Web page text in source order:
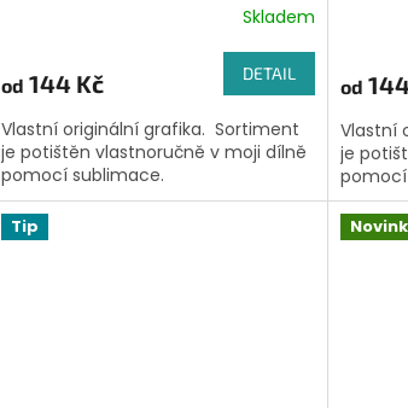
Skladem
od 144 Kč DETAIL
Vlastní originální grafika. Sortiment
je potištěn vlastnoručně v moji dílně
pomocí sublimace.
od
Vlastní
je
Tip